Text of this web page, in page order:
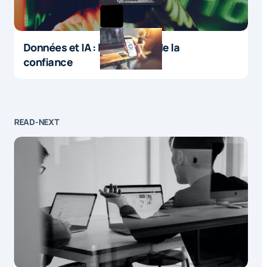
Données et IA : le paradoxe de la
confiance
READ-NEXT